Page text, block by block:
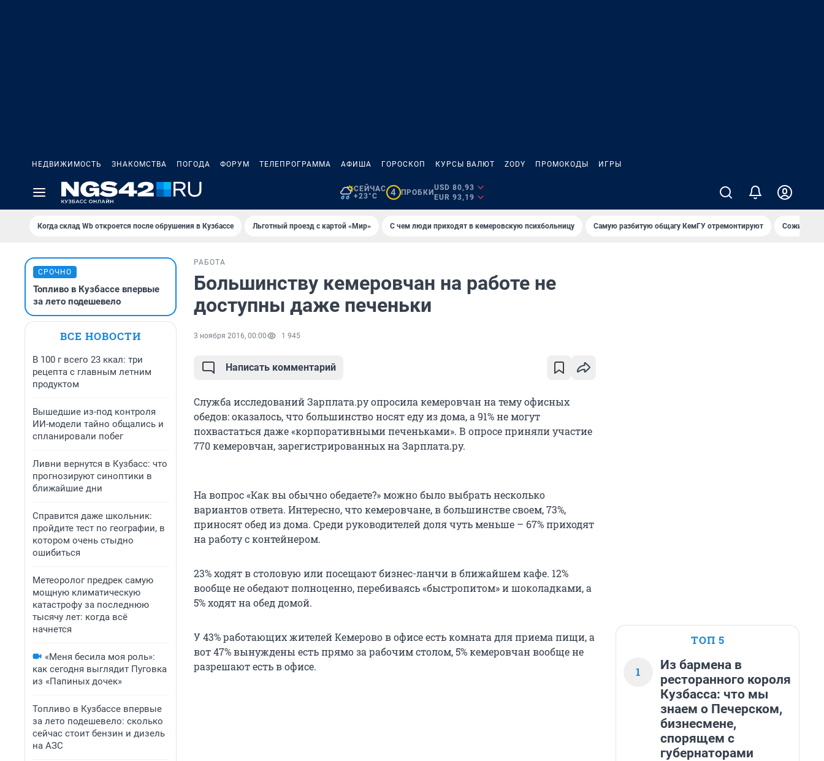
НЕДВИЖИМОСТЬ ЗНАКОМСТВА ПОГОДА ФОРУМ ТЕЛЕПРОГРАММА АФИША ГОРОСКОП КУРСЫ ВАЛЮТ ZODY ПРОМОКОДЫ ИГРЫ
СЕЙЧАС
+23°C
4 ПРОБКИ
USD 80,93
EUR 93,19
Когда склад Wb откроется после обрушения в Кузбассе Льготный проезд с картой «Мир» С чем люди приходят в кемеровскую психбольницу Самую разбитую общагу КемГУ отремонтируют
СРОЧНО
Топливо в Кузбассе впервые
за лето подешевело
ВСЕ НОВОСТИ
В 100 г всего 23 ккал: три
рецепта с главным летним
продуктом
Вышедшие из-под контроля
ИИ-модели тайно общались и
спланировали побег
Ливни вернутся в Кузбасс: что
прогнозируют синоптики в
ближайшие дни
Справится даже школьник:
пройдите тест по географии, в
котором очень стыдно
ошибиться
Метеоролог предрек самую
мощную климатическую
катастрофу за последнюю
тысячу лет: когда всё
начнется
«Меня бесила моя роль»:
как сегодня выглядит Пуговка
из «Папиных дочек»
Топливо в Кузбассе впервые
за лето подешевело: сколько
сейчас стоит бензин и дизель
на АЗС
РАБОТА
Большинству кемеровчан на работе не
доступны даже печеньки
3 ноября 2016, 00:00 1 945
Написать комментарий
Служба исследований Зарплата.ру опросила кемеровчан на тему офисных
обедов: оказалось, что большинство носят еду из дома, а 91% не могут
похвастаться даже «корпоративными печеньками». В опросе приняли участие
770 кемеровчан, зарегистрированных на Зарплата.ру.
На вопрос «Как вы обычно обедаете?» можно было выбрать несколько
вариантов ответа. Интересно, что кемеровчане, в большинстве своем, 73%,
приносят обед из дома. Среди руководителей доля чуть меньше – 67% приходят
на работу с контейнером.
23% ходят в столовую или посещают бизнес-ланчи в ближайшем кафе. 12%
вообще не обедают полноценно, перебиваясь «быстропитом» и шоколадками, а
5% ходят на обед домой.
У 43% работающих жителей Кемерово в офисе есть комната для приема пищи, а
вот 47% вынуждены есть прямо за рабочим столом, 5% кемеровчан вообще не
разрешают есть в офисе.
ТОП 5
1
Из бармена в
ресторанного короля
Кузбасса: что мы
знаем о Печерском,
бизнесмене,
спорящем с
губернаторами